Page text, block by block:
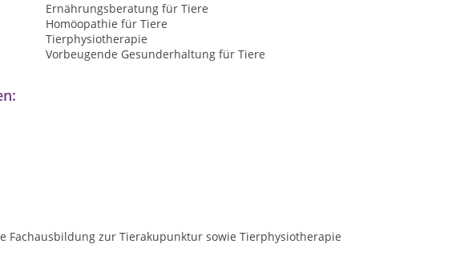
Ernährungsberatung für Tiere
Homöopathie für Tiere
Tierphysiotherapie
Vorbeugende Gesunderhaltung für Tiere
zur Tierakupunktur sowie Tierphysiotherapie